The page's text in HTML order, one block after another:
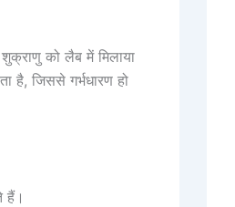
को लैब में मिलाया
है, जिससे गर्भधारण हो
हैं।